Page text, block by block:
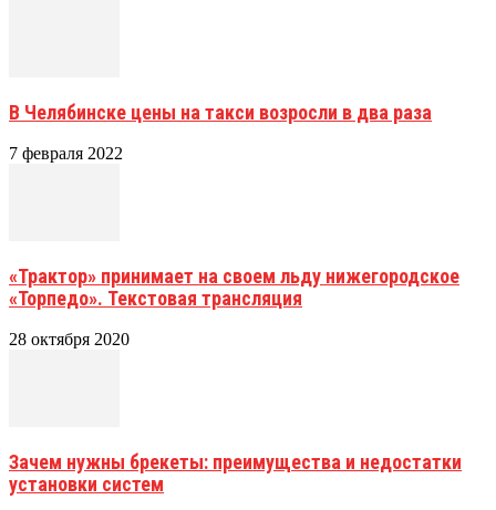
В Челябинске цены на такси возросли в два раза
7 февраля 2022
«Трактор» принимает на своем льду нижегородское
«Торпедо». Текстовая трансляция
28 октября 2020
Зачем нужны брекеты: преимущества и недостатки
установки систем